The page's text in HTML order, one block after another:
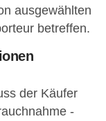
ausgewählten
betreffen.
der Käufer
-